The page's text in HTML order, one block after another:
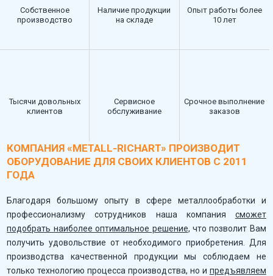
Собственное
производство
Наличие продукции
на складе
Опыт работы более
10 лет
Тысячи довольных
клиентов
Сервисное
обслуживание
Срочное выполнение
заказов
КОМПАНИЯ «METALL-RICHART» ПРОИЗВОДИТ
ОБОРУДОВАНИЕ ДЛЯ СВОИХ КЛИЕНТОВ С 2011
ГОДА
Благодаря большому опыту в сфере металлообработки и
профессионализму сотрудников наша компания сможет
подобрать наиболее оптимальное решение, что позволит Вам
получить удовольствие от необходимого приобретения. Для
производства качественной продукции мы соблюдаем не
только технологию процесса производства, но и предъявляем